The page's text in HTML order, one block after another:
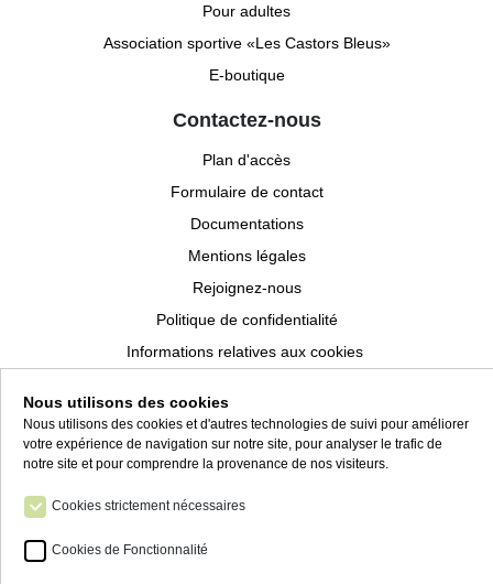
Pour adultes
Association sportive «Les Castors Bleus»
E-boutique
Contactez-nous
Plan d'accès
Formulaire de contact
Documentations
Mentions légales
Rejoignez-nous
Politique de confidentialité
Informations relatives aux cookies
Nous utilisons des cookies
Nous utilisons des cookies et d'autres technologies de suivi pour améliorer
votre expérience de navigation sur notre site, pour analyser le trafic de
notre site et pour comprendre la provenance de nos visiteurs.
Cookies strictement nécessaires
Cookies de Fonctionnalité